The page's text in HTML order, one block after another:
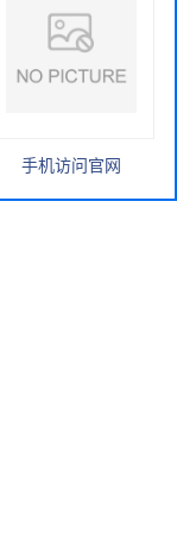
手机访问官网